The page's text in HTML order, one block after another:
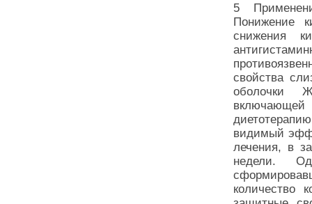
5
Понижение
снижения
свойства
оболочки
включающей
видимый
лечения, в
недели.
количество